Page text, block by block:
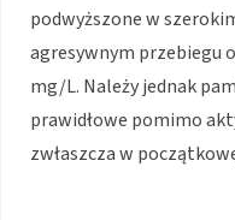
podwyższone w
agresywnym przebiegu
mg/L. Należy jednak
prawidłowe pomimo
zwłaszcza w